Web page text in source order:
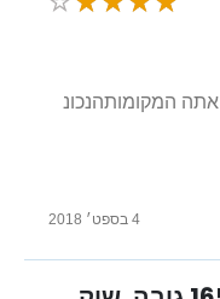
אתה המקומותהנכונ
4 בספט׳ 2018